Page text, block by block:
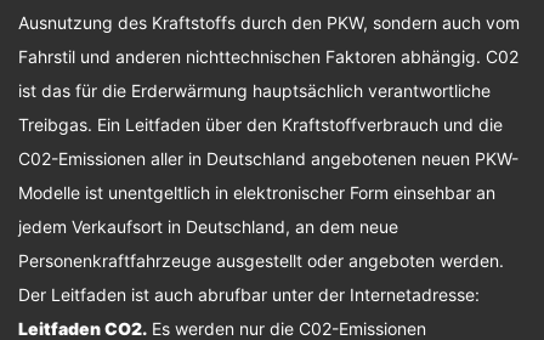
Ausnutzung des Kraftstoffs durch den PKW, sondern auch vom
Fahrstil und anderen nichttechnischen Faktoren abhängig. C02
ist das für die Erderwärmung hauptsächlich verantwortliche
Treibgas. Ein Leitfaden über den Kraftstoffverbrauch und die
C02-Emissionen aller in Deutschland angebotenen neuen PKW-
Modelle ist unentgeltlich in elektronischer Form einsehbar an
jedem Verkaufsort in Deutschland, an dem neue
Personenkraftfahrzeuge ausgestellt oder angeboten werden.
Der Leitfaden ist auch abrufbar unter der Internetadresse:
Leitfaden CO2. Es werden nur die C02-Emissionen